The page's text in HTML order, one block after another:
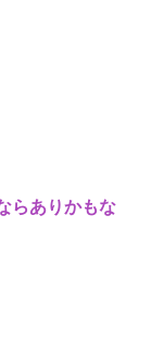
らありかもな